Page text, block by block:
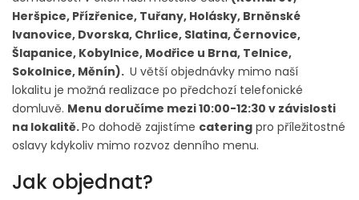
Heršpice, Přízřenice, Tuřany, Holásky, Brněnské
Ivanovice, Dvorska, Chrlice, Slatina, Černovice,
Šlapanice, Kobylnice, Modřice u Brna, Telnice,
Sokolnice, Měnín). U větší objednávky mimo naší
lokalitu je možná realizace po předchozí telefonické
domluvě. Menu doručíme mezi 10:00-12:30 v závislosti
na lokalitě.Po dohodě zajistíme catering pro příležitostné
oslavy kdykoliv mimo rozvoz denního menu.
Jak objednat?